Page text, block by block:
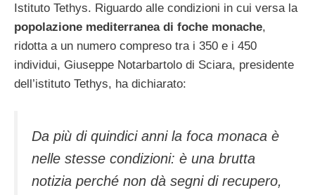
Istituto Tethys. Riguardo alle condizioni in cui versa la
popolazione mediterranea di foche monache,
ridotta a un numero compreso tra i 350 e i 450
individui, Giuseppe Notarbartolo di Sciara, presidente
dell’istituto Tethys, ha dichiarato:
Da più di quindici anni la foca monaca è
nelle stesse condizioni: è una brutta
notizia perché non dà segni di recupero,